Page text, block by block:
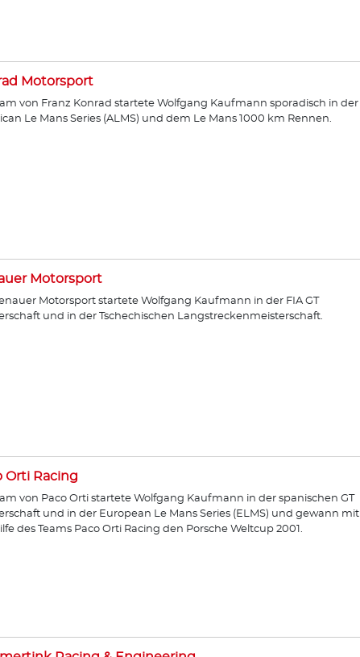
Motorsport
von Franz Konrad startete Wolfgang Kaufmann sporadisch in der
Le Mans Series (ALMS) und dem Le Mans 1000 km Rennen.
Motorsport
Motorsport startete Wolfgang Kaufmann in der FIA GT
und in der Tschechischen Langstreckenmeisterschaft.
Orti Racing
von Paco Orti startete Wolfgang Kaufmann in der spanischen GT
und in der European Le Mans Series (ELMS) und gewann mit
des Teams Paco Orti Racing den Porsche Weltcup 2001.